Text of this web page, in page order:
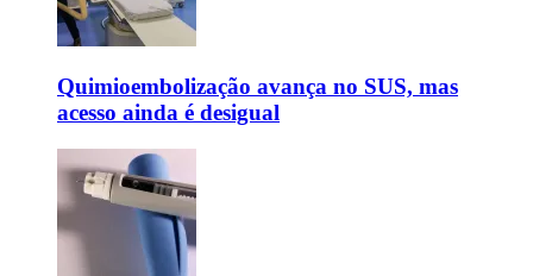
Quimioembolização avança no SUS, mas
acesso ainda é desigual